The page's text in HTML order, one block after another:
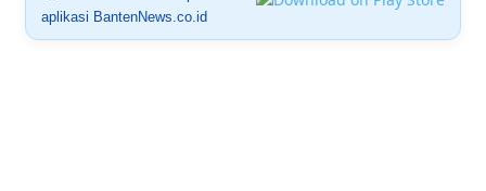
aplikasi BantenNews.co.id